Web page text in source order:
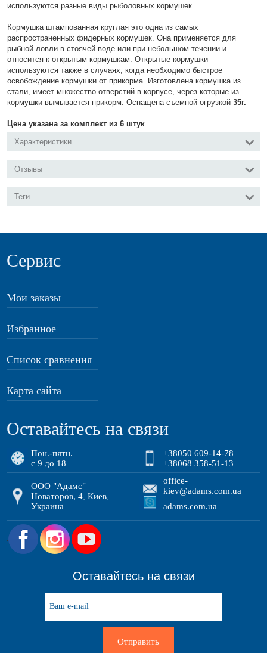
используются разные виды рыболовных кормушек.
Кормушка штампованная круглая это одна из самых
распространенных фидерных кормушек. Она применяется для
рыбной ловли в стоячей воде или при небольшом течении и
относится к открытым кормушкам. Открытые кормушки
используются также в случаях, когда необходимо быстрое
освобождение кормушки от прикорма. Изготовлена кормушка из
стали, имеет множество отверстий в корпусе, через которые из
кормушки вымывается прикорм. Оснащена съемной огрузкой35г.
Цена указана за комплект из 6 штук
Характеристики
Отзывы
Теги
Сервис
Мои заказы
Избранное
Список сравнения
Карта сайта
Оставайтесь на связи
Пон.-пятн.
с 9 до 18
+38050 609-14-78
+38068 358-51-13
ООО "Адамс"
Новаторов, 4 ,Киев
Украина
office-
kiev@adams.com.ua
adams.com.ua
.
Оставайтесь на связи
Отправить